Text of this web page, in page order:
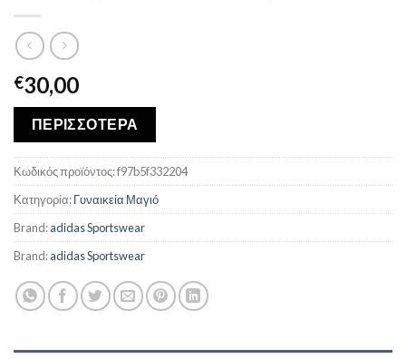
€30,00
ΠΕΡΙΣΣΟΤΕΡΑ
Κωδικός προϊόντος:f97b5f332204
Κατηγορία:Γυναικεία Μαγιό
Brand:adidas Sportswear
Brand:adidas Sportswear